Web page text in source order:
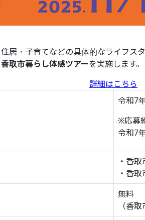
居・子育てなどの具体的なライフス
香取市暮らし体感ツアーを実施します。
詳細はこちら
令和7
※応募
令和7
・香
・香
無料
（香